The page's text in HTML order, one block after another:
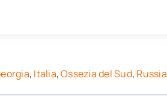
, Italia,Ossezia del Sud, Russia